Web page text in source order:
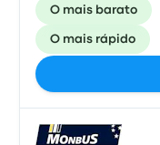
O mais barato
O mais rápido